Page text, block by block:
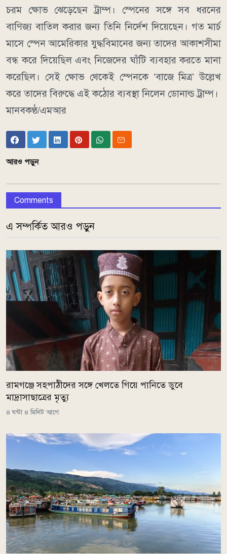
চরম ক্ষোভ ঝেড়েছেন ট্রাম্প। স্পেনের সঙ্গে সব ধরনের
বাণিজ্য বাতিল করার জন্য তিনি নির্দেশ দিয়েছেন। গত মার্চ
মাসে স্পেন আমেরিকার যুদ্ধবিমানের জন্য তাদের আকাশসীমা
বন্ধ করে দিয়েছিল এবং নিজেদের ঘাঁটি ব্যবহার করতে মানা
করেছিল। সেই ক্ষোভ থেকেই স্পেনকে ‘বাজে মিত্র’ উল্লেখ
করে তাদের বিরুদ্ধে এই কঠোর ব্যবস্থা নিলেন ডোনাল্ড ট্রাম্প।
মানবকণ্ঠ/এমআর
আরও পড়ুন
Comments
এ সম্পর্কিত আরও পড়ুন
রামগঞ্জে সহপাঠীদের সঙ্গে খেলতে গিয়ে পানিতে ডুবে
মাদ্রাসাছাত্রের মৃত্যু
৪ ঘন্টা ৪ মিনিট আগে